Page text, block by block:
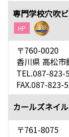
専門学校穴吹
HP
〒760-0020
香川県 高松
TEL.087-823-
FAX.087-823-
カールズネイ
〒761-8075